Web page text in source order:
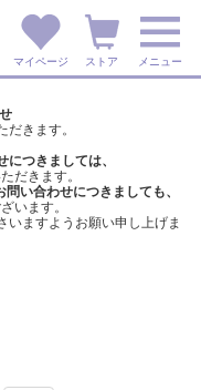
マイページ ストア メニュー
きます。
つきましては、
だきます。
問い合わせにつきましても、
います。
いますようお願い申し上げま